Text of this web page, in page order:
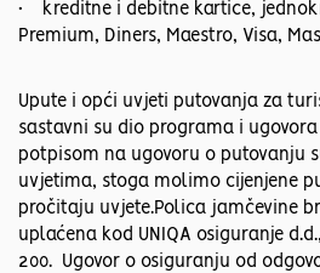
• kreditne i debitne kartice,
Premium, Diners, Maestro, Visa,
Upute i opći uvjeti putovanja za
sastavni su dio programa i
potpisom na ugovoru o putovanju
uvjetima, stoga molimo cijenjene
pročitaju uvjete.Polica jamčevine br.
uplaćena kod UNIQA osiguranje
200. Ugovor o osiguranju od